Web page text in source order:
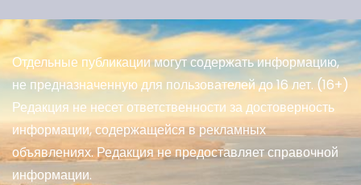
Отдельные публикации могут содержать информацию,
не предназначенную для пользователей до 16 лет. (16+)
Редакция не несет ответственности за достоверность
информации, содержащейся в рекламных
объявлениях. Редакция не предоставляет справочной
информации.